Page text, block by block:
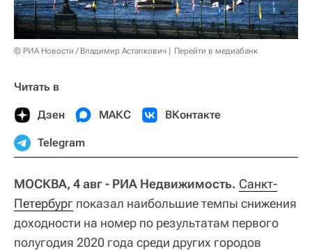
© РИА Новости / Владимир Астапкович Перейти в медиабанк
Читать в
Дзен МАКС ВКонтакте
Telegram
МОСКВА, 4 авг - РИА Недвижимость. Санкт-
Петербург показал наибольшие темпы снижения
доходности на номер по результатам первого
полугодия 2020 года среди других городов